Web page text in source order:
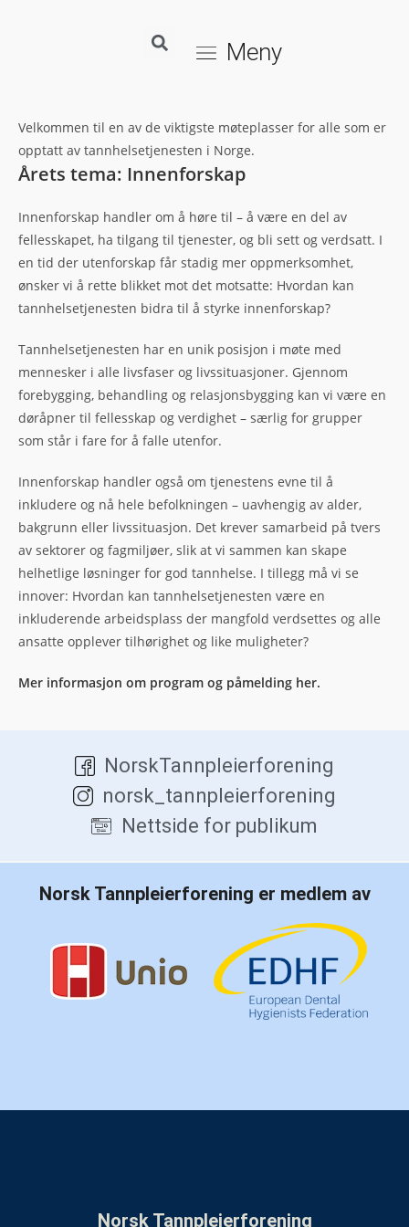
Meny
Velkommen til en av de viktigste møteplasser for alle som er
opptatt av tannhelsetjenesten i Norge.
Årets tema: Innenforskap
Innenforskap handler om å høre til – å være en del av
fellesskapet, ha tilgang til tjenester, og bli sett og verdsatt. I
en tid der utenforskap får stadig mer oppmerksomhet,
ønsker vi å rette blikket mot det motsatte: Hvordan kan
tannhelsetjenesten bidra til å styrke innenforskap?
Tannhelsetjenesten har en unik posisjon i møte med
mennesker i alle livsfaser og livssituasjoner. Gjennom
forebygging, behandling og relasjonsbygging kan vi være en
døråpner til fellesskap og verdighet – særlig for grupper
som står i fare for å falle utenfor.
Innenforskap handler også om tjenestens evne til å
inkludere og nå hele befolkningen – uavhengig av alder,
bakgrunn eller livssituasjon. Det krever samarbeid på tvers
av sektorer og fagmiljøer, slik at vi sammen kan skape
helhetlige løsninger for god tannhelse. I tillegg må vi se
innover: Hvordan kan tannhelsetjenesten være en
inkluderende arbeidsplass der mangfold verdsettes og alle
ansatte opplever tilhørighet og like muligheter?
Mer informasjon om program og påmelding her.
NorskTannpleierforening
norsk_tannpleierforening
Nettside for publikum
Norsk Tannpleierforening er medlem av
Norsk Tannpleierforening